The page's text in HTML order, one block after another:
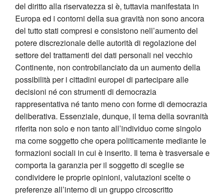
del diritto alla riservatezza si è, tuttavia manifestata in
Europa ed i contorni della sua gravità non sono ancora
del tutto stati compresi e consistono nell’aumento del
potere discrezionale delle autorità di regolazione del
settore del trattamenti dei dati personali nel vecchio
Continente, non controbilanciato da un aumento della
possibilità per i cittadini europei di partecipare alle
decisioni né con strumenti di democrazia
rappresentativa né tanto meno con forme di democrazia
deliberativa. Essenziale, dunque, il tema della sovranità
riferita non solo e non tanto all’individuo come singolo
ma come soggetto che opera politicamente mediante le
formazioni sociali in cui è inserito. Il tema è trasversale e
comporta la garanzia per il soggetto di sceglie se
condividere le proprie opinioni, valutazioni scelte o
preferenze all’interno di un gruppo circoscritto